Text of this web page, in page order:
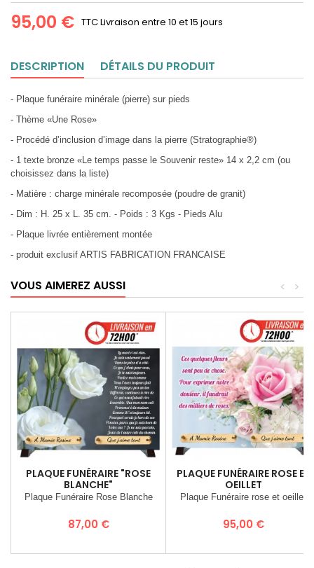
95,00 € TTCLivraison entre 10 et 15 jours
DESCRIPTION DÉTAILS DU PRODUIT
- Plaque funéraire minérale (pierre) sur pieds
- Thème «Une Rose»
- Procédé d’inclusion d’image dans la pierre (Stratographie®)
- 1 texte bronze «Le temps passe le Souvenir reste» 14 x 2,2 cm (ou
choisissez dans la liste)
- Matière : charge minérale recomposée (poudre de granit)
- Dim : H. 25 x L. 35 cm. - Poids : 3 Kgs - Pieds Alu
- Plaque livrée entièrement montée
- produit exclusif ARTIS FABRICATION FRANCAISE
VOUS AIMEREZ AUSSI >
<
PLAQUE FUNÉRAIRE "ROSE
BLANCHE"
Plaque Funéraire Rose Blanche
Prix
87,00 €
PLAQUE FUNÉRAIRE ROSE ET
OEILLET
Plaque Funéraire rose et oeillet
Prix
95,00 €